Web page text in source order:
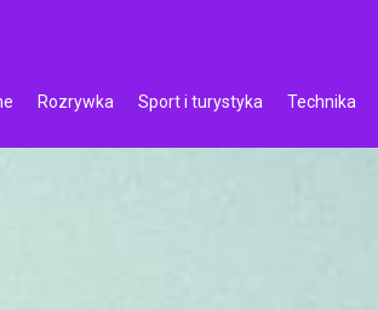
Rozrywka Sport i turystyka
Technika